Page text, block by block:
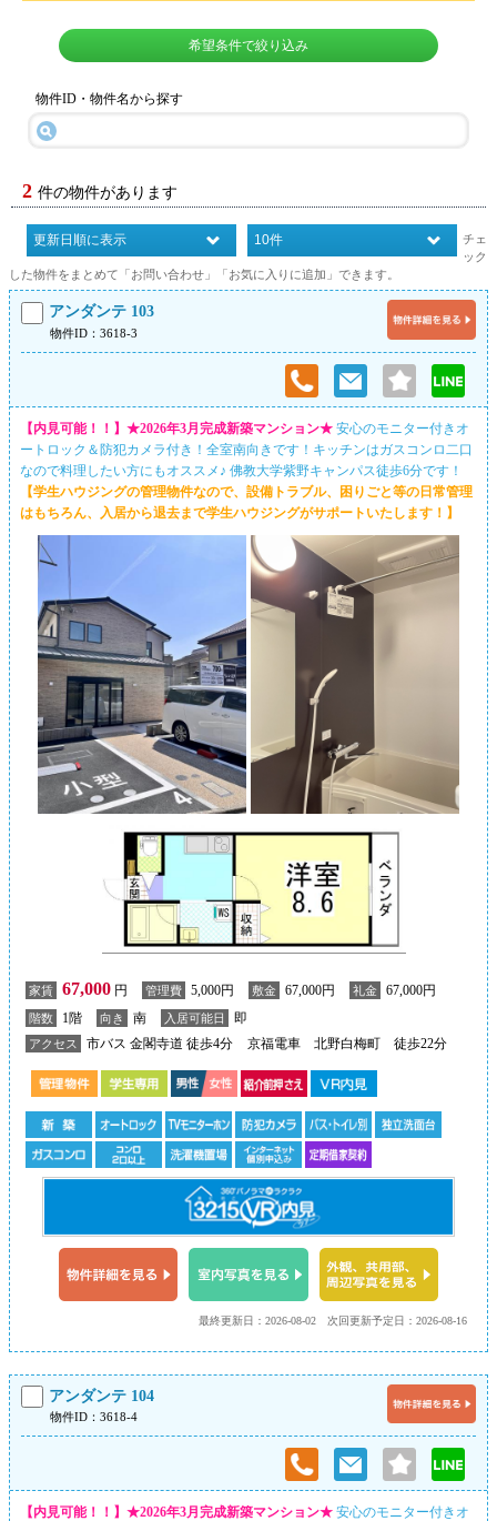
希望条件で絞り込み
物件ID・物件名から探す
2 件の物件があります
チェ
ック
した物件をまとめて「お問い合わせ」「お気に入りに追加」できます。
アンダンテ 103
物件ID：3618-3
【内見可能！！】★2026年3月完成新築マンション★安心のモニター付きオ
ートロック＆防犯カメラ付き！全室南向きです！キッチンはガスコンロ二口
なので料理したい方にもオススメ♪ 佛教大学紫野キャンパス徒歩6分です！
【学生ハウジングの管理物件なので、設備トラブル、困りごと等の日常管理
はもちろん、入居から退去まで学生ハウジングがサポートいたします！】
家賃 67,000 円 管理費 5,000円 敷金 67,000円 礼金 67,000円
階数 1階 向き 南 入居可能日 即
アクセス 市バス 金閣寺道 徒歩4分 京福電車 北野白梅町 徒歩22分
次回更新予定日：2026-08-16
最終更新日：2026-08-02
アンダンテ 104
物件ID：3618-4
【内見可能！！】★2026年3月完成新築マンション★安心のモニター付きオ